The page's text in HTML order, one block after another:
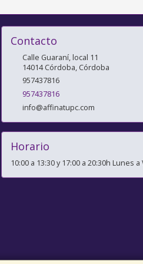
Contacto
Calle Guaraní, local 11
14014 Córdoba, Córdoba
957437816
957437816
info@affinatupc.com
Horario
10:00 a 13:30 y 17:00 a 20:30h Lunes